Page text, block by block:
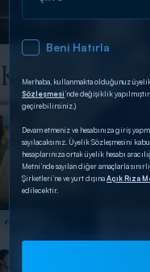
DİĞER SONUÇLAR
Beni Hatırla
Merhaba, kullanmakta olduğunuz
Sözleşmesi’nde değişiklik
geçirebilirsiniz.)
Devam etmeniz ve hesabınıza giriş
sayılacaksınız. Üyelik Sözleşmesini
hesaplarınıza ortak üyelik hesabı
Metni’nde sayılan diğer amaçlarla
Şirketleri’ne ve yurt dışınaAçık Rıza
edilecektir.